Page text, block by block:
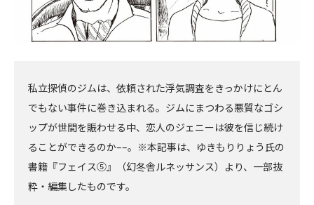
私立探偵のジムは、依頼された浮気調査をきっかけにとん
でもない事件に巻き込まれる。ジムにまつわる悪質なゴシ
ップが世間を賑わせる中、恋人のジェニーは彼を信じ続け
ることができるのか––。※本記事は、ゆきもりりょう氏の
書籍『フェイス⑤』（幻冬舎ルネッサンス）より、一部抜
粋・編集したものです。